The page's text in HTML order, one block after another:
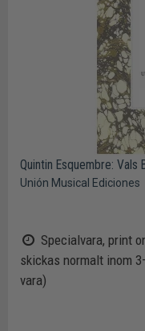
Quintin Esquembre: Vals
Unión Musical Ediciones
Specialvara, print
skickas normalt inom
vara)